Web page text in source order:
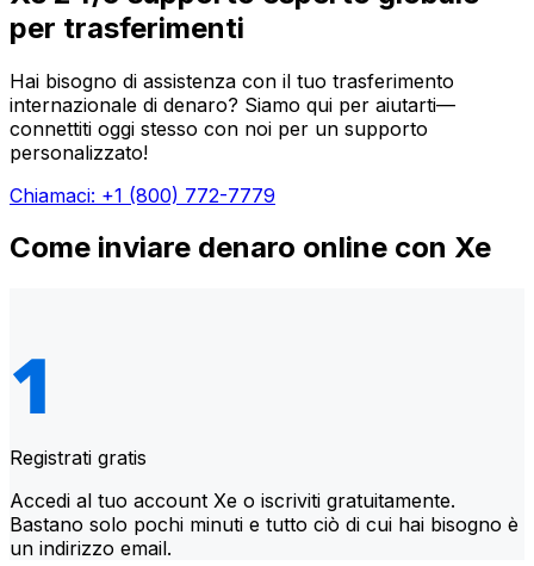
per trasferimenti
Hai bisogno di assistenza con il tuo trasferimento
internazionale di denaro? Siamo qui per aiutarti—
connettiti oggi stesso con noi per un supporto
personalizzato!
Chiamaci: +1 (800) 772-7779
Come inviare denaro online con Xe
Registrati gratis
Accedi al tuo account Xe o iscriviti gratuitamente.
Bastano solo pochi minuti e tutto ciò di cui hai bisogno è
un indirizzo email.